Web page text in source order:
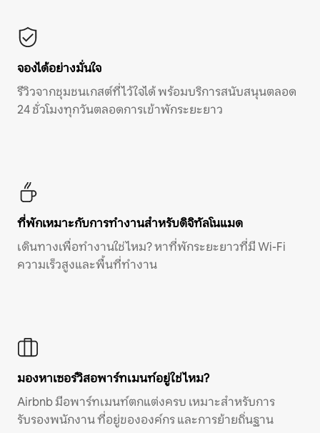
จองได้อย่างมั่นใจ
รีวิวจากชุมชนเกสต์ที่ไว้ใจได้ พร้อมบริการสนับสนุนตลอด
24 ชั่วโมงทุกวันตลอดการเข้าพักระยะยาว
ที่พักเหมาะกับการทำงานสำหรับดิจิทัลโนแมด
เดินทางเพื่อทำงานใช่ไหม? หาที่พักระยะยาวที่มี Wi-Fi
ความเร็วสูงและพื้นที่ทำงาน
มองหาเซอร์วิสอพาร์ทเมนท์อยู่ใช่ไหม?
Airbnb มีอพาร์ทเมนท์ตกแต่งครบ เหมาะสำหรับการ
รับรองพนักงาน ที่อยู่ขององค์กร และการย้ายถิ่นฐาน